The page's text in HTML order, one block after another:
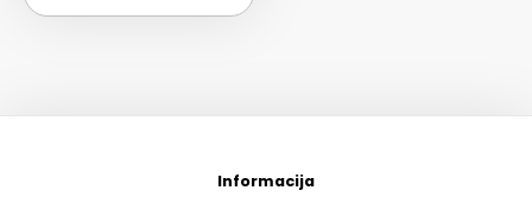
Informacija